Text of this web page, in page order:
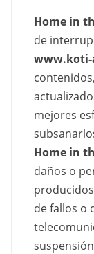
Home in
de
www.koti-
mejores
Home in
daños o
de fallos o